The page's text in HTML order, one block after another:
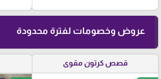
عروض وخصومات لفترة محدودة
قصص كرتون مقوى